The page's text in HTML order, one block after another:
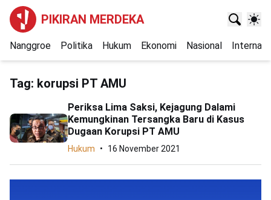
PIKIRAN MERDEKA
Nanggroe Politika Hukum Ekonomi Nasional
Tag: korupsi PT AMU
Periksa Lima Saksi, Kejagung Dalami
Kemungkinan Tersangka Baru di Kasus
Dugaan Korupsi PT AMU
Hukum 16 November 2021